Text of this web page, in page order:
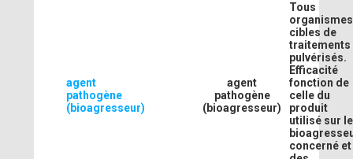
agent
pathogène
(bioagresseur)
agent
pathogène
(bioagresseur)
Tous
organismes
cibles de
traitements
pulvérisés.
Efficacité
fonction de
celle du
produit
utilisé sur le
concerné et